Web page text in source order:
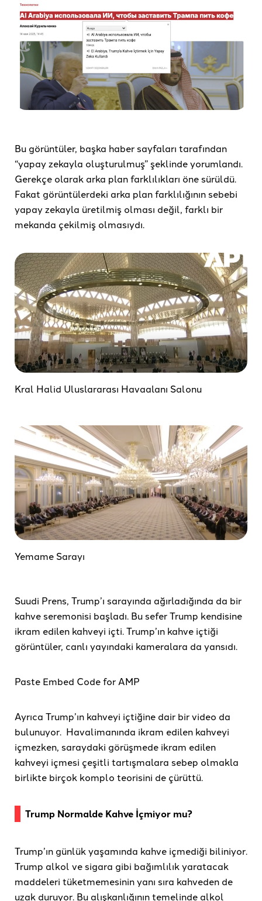
Bu görüntüler, başka haber sayfaları tarafından
“yapay zekayla oluşturulmuş” şeklinde yorumlandı.
Gerekçe olarak arka plan farklılıkları öne sürüldü.
Fakat görüntülerdeki arka plan farklılığının sebebi
yapay zekayla üretilmiş olması değil, farklı bir
mekanda çekilmiş olmasıydı.
Kral Halid Uluslararası Havaalanı Salonu
Yemame Sarayı
Suudi Prens, Trump’ı sarayında ağırladığında da bir
kahve seremonisi başladı. Bu sefer Trump kendisine
ikram edilen kahveyi içti. Trump’ın kahve içtiği
görüntüler, canlı yayındaki kameralara da yansıdı.
Paste Embed Code for AMP
Ayrıca Trump’ın kahveyi içtiğine dair bir video da
bulunuyor. Havalimanında ikram edilen kahveyi
içmezken, saraydaki görüşmede ikram edilen
kahveyi içmesi çeşitli tartışmalara sebep olmakla
birlikte birçok komplo teorisini de çürüttü.
Trump Normalde Kahve İçmiyor mu?
Trump’ın günlük yaşamında kahve içmediği biliniyor.
Trump alkol ve sigara gibi bağımlılık yaratacak
maddeleri tüketmemesinin yanı sıra kahveden de
uzak duruyor. Bu alışkanlığının temelinde alkol